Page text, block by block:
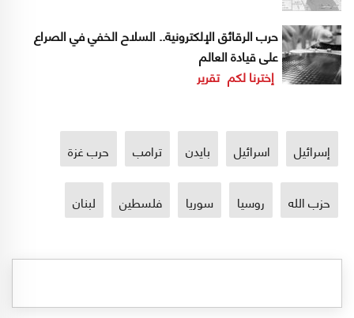
حرب الرقائق الإلكترونية.. السلاح الخفي في الصراع
على قيادة العالم
إخترنا لكم تقرير
إسرائيل اسرائيل بايدن ترامب حرب غزة
حزب الله روسيا سوريا فلسطين لبنان